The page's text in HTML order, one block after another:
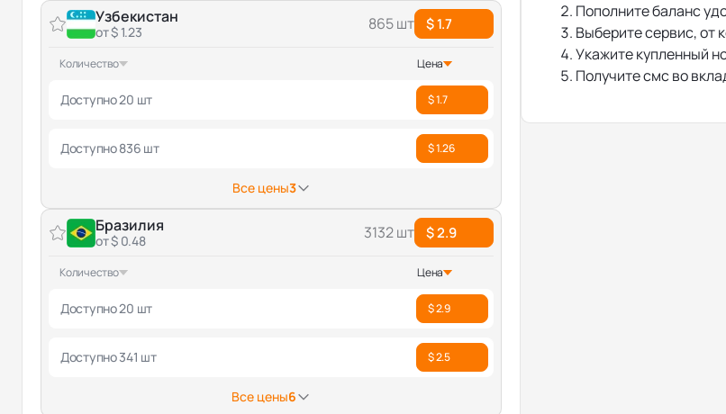
Узбекистан
от $ 1.23 865 шт $ 1.7
Количество Цена
Доступно 20 шт $ 1.7
Доступно 836 шт $ 1.26
Все цены3
Бразилия
от $ 0.48 3132 шт $ 2.9
Количество Цена
Доступно 20 шт $ 2.9
Доступно 341 шт $ 2.5
Все цены6
Пополните баланс
Выберите сервис, от
Укажите купленный
Получите смс во